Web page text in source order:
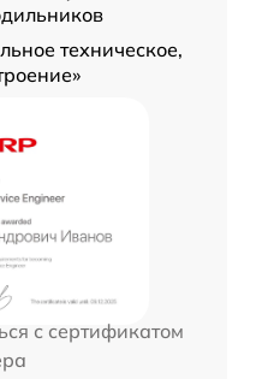
техническое,
с сертификатом